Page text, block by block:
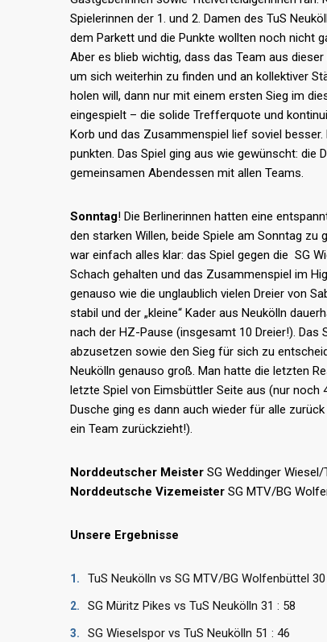
Spielerinnen der 1. und 2. Damen des TuS
dem Parkett und die Punkte wollten noch nicht
Aber es blieb wichtig, dass das Team aus
um sich weiterhin zu finden und an kollektiver
holen will, dann nur mit einem ersten Sieg im
eingespielt – die solide Trefferquote und
Korb und das Zusammenspiel lief soviel
punkten. Das Spiel ging aus wie gewünscht:
gemeinsamen Abendessen mit allen Teams.
Sonntag! Die Berlinerinnen hatten eine
den starken Willen, beide Spiele am Sonntag zu
war einfach alles klar: das Spiel gegen die SG
Schach gehalten und das Zusammenspiel im
genauso wie die unglaublich vielen Dreier von
stabil und der „kleine“ Kader aus Neukölln
nach der HZ-Pause (insgesamt 10 Dreier!).
abzusetzen sowie den Sieg für sich zu
Neukölln genauso groß. Man hatte die letzten
letzte Spiel von Eimsbüttler Seite aus (nur
Dusche ging es dann auch wieder für alle
ein Team zurückzieht!).
Norddeutscher Meister SG Weddinger
Norddeutsche Vizemeister SG MTV/BG
Unsere Ergebnisse
TuS Neukölln vs SG MTV/BG Wolfenbüttel 30
SG Müritz Pikes vs TuS Neukölln 31 : 58
SG Wieselspor vs TuS Neukölln 51 : 46